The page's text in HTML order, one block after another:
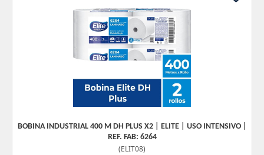
BOBINA INDUSTRIAL 400 M DH PLUS X2 | ELITE | USO INTENSIVO |
REF. FAB: 6264
(ELIT08)